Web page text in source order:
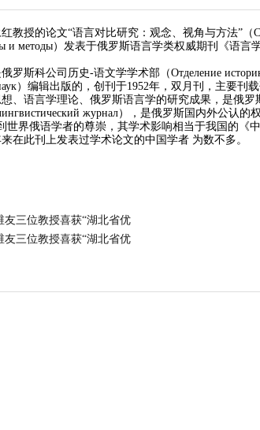
教授的论文“语言对比研究：观念、视角与方法”（
и методы）发表于俄罗斯语言学类权威期刊《语言
罗斯科公司历史-语文学学术部（Отделение
）编辑出版的，创刊于1952年，双月刊，主要刊
、语言学理论、俄罗斯语言学的研究成果，是俄罗
журнал），是俄罗斯国内外公认的
世界俄语学者的尊崇，其学术影响相当于我国的《
在此刊上发表过学术论文的中国学者 为数不多。
友三位教授喜获“湖北省优
友三位教授喜获“湖北省优